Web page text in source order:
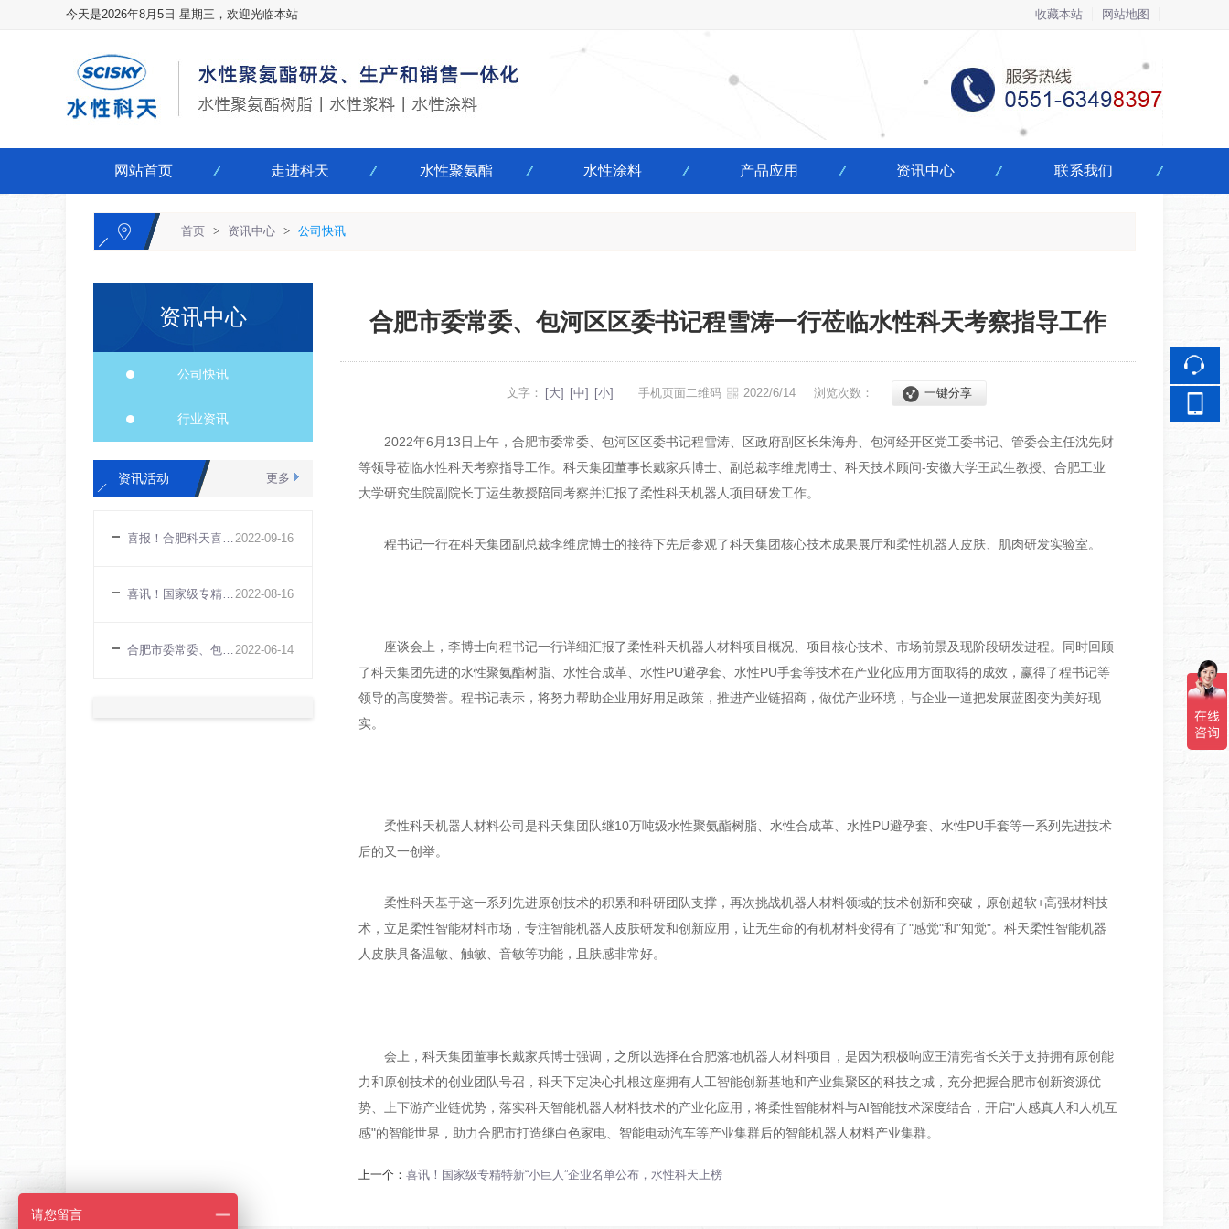
今天是2026年8月5日 星期三，欢迎光临本站 收藏本站 网站地图
网站首页 走进科天 水性聚氨酯 水性涂料 产品应用 资讯中心 联系我们
首页 > 资讯中心 > 公司快讯
资讯中心
公司快讯
行业资讯
更多
资讯活动
2022-09-16
喜报！合肥科天喜提安徽省专利银奖
2022-08-16
喜讯！国家级专精特新“小巨人”企业名单公布，水性科天上榜
2022-06-14
合肥市委常委、包河区区委书记程雪涛一行莅临水性科天考察指导工作
合肥市委常委、包河区区委书记程雪涛一行莅临水性科天考察指导工作
文字： [大] [中] [小] 手机页面二维码 2022/6/14 浏览次数： 一键分享
2022年6月13日上午，合肥市委常委、包河区区委书记程雪涛、区政府副区长朱海舟、包河经开区党工委书记、管委会主任沈先财
等领导莅临水性科天考察指导工作。科天集团董事长戴家兵博士、副总裁李维虎博士、科天技术顾问-安徽大学王武生教授、合肥工业
大学研究生院副院长丁运生教授陪同考察并汇报了柔性科天机器人项目研发工作。
程书记一行在科天集团副总裁李维虎博士的接待下先后参观了科天集团核心技术成果展厅和柔性机器人皮肤、肌肉研发实验室。
座谈会上，李博士向程书记一行详细汇报了柔性科天机器人材料项目概况、项目核心技术、市场前景及现阶段研发进程。同时回顾
了科天集团先进的水性聚氨酯树脂、水性合成革、水性PU避孕套、水性PU手套等技术在产业化应用方面取得的成效，赢得了程书记等
领导的高度赞誉。程书记表示，将努力帮助企业用好用足政策，推进产业链招商，做优产业环境，与企业一道把发展蓝图变为美好现
实。
柔性科天机器人材料公司是科天集团队继10万吨级水性聚氨酯树脂、水性合成革、水性PU避孕套、水性PU手套等一系列先进技术
后的又一创举。
柔性科天基于这一系列先进原创技术的积累和科研团队支撑，再次挑战机器人材料领域的技术创新和突破，原创超软+高强材料技
术，立足柔性智能材料市场，专注智能机器人皮肤研发和创新应用，让无生命的有机材料变得有了"感觉"和"知觉"。科天柔性智能机器
人皮肤具备温敏、触敏、音敏等功能，且肤感非常好。
会上，科天集团董事长戴家兵博士强调，之所以选择在合肥落地机器人材料项目，是因为积极响应王清宪省长关于支持拥有原创能
力和原创技术的创业团队号召，科天下定决心扎根这座拥有人工智能创新基地和产业集聚区的科技之城，充分把握合肥市创新资源优
势、上下游产业链优势，落实科天智能机器人材料技术的产业化应用，将柔性智能材料与AI智能技术深度结合，开启"人感真人和人机互
感"的智能世界，助力合肥市打造继白色家电、智能电动汽车等产业集群后的智能机器人材料产业集群。
上一个： 喜讯！国家级专精特新“小巨人”企业名单公布，水性科天上榜
请您留言